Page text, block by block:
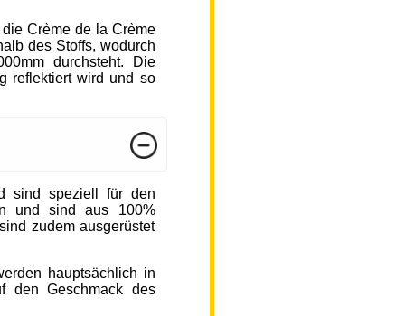
Crème de la Crème
des Stoffs, wodurch
durchsteht. Die
reflektiert wird und so
sind speziell für den
und sind aus 100%
zudem ausgerüstet
hauptsächlich in
den Geschmack des